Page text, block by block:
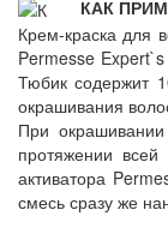
КАК
Крем-краска для
Permesse
Тюбик содержит
окрашивания
При
протяжении всей
активатора
смесь сразу же